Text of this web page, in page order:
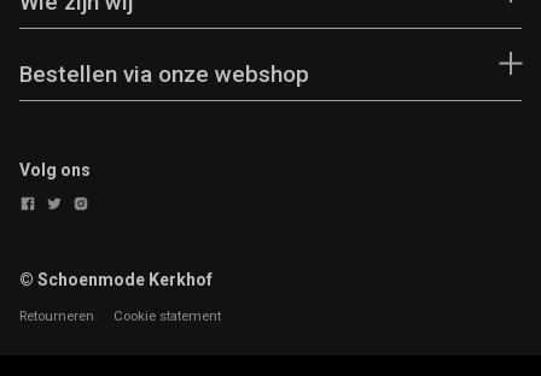
Bestellen via onze webshop
Volg ons
© Schoenmode Kerkhof
Retourneren Cookie statement